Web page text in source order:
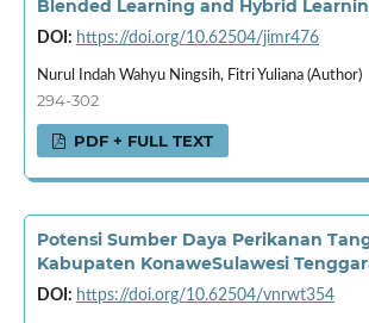
Blended Learning and Hybrid
DOI: https://doi.org/10.62504/jimr476
Nurul Indah Wahyu Ningsih, Fitri Yuliana (Author)
294-302
PDF + FULL TEXT
Potensi Sumber Daya Perikanan
Kabupaten KonaweSulawesi
DOI: https://doi.org/10.62504/vnrwt354